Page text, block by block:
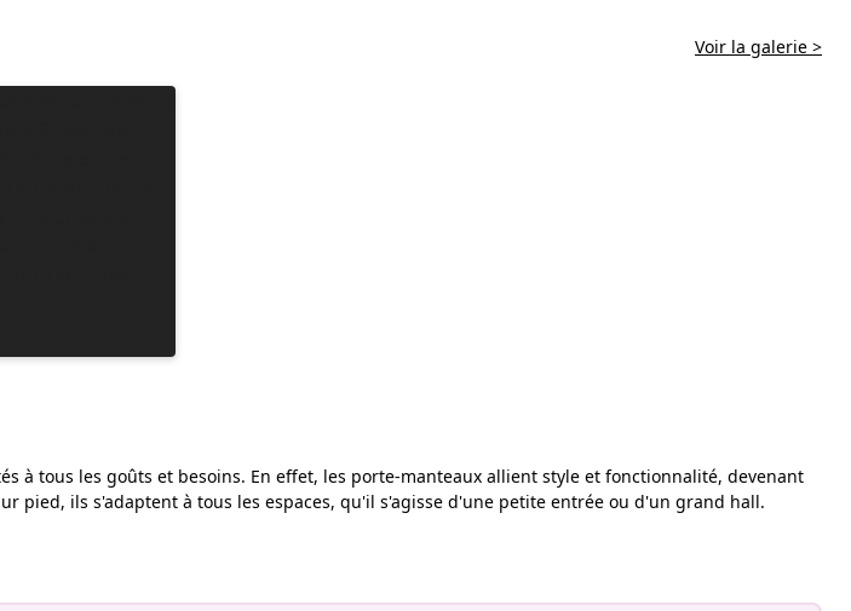
Voir la galerie >
à tous les goûts et besoins. En effet, les porte-manteaux allient style et fonctionnalité, devenant
pied, ils s'adaptent à tous les espaces, qu'il s'agisse d'une petite entrée ou d'un grand hall.